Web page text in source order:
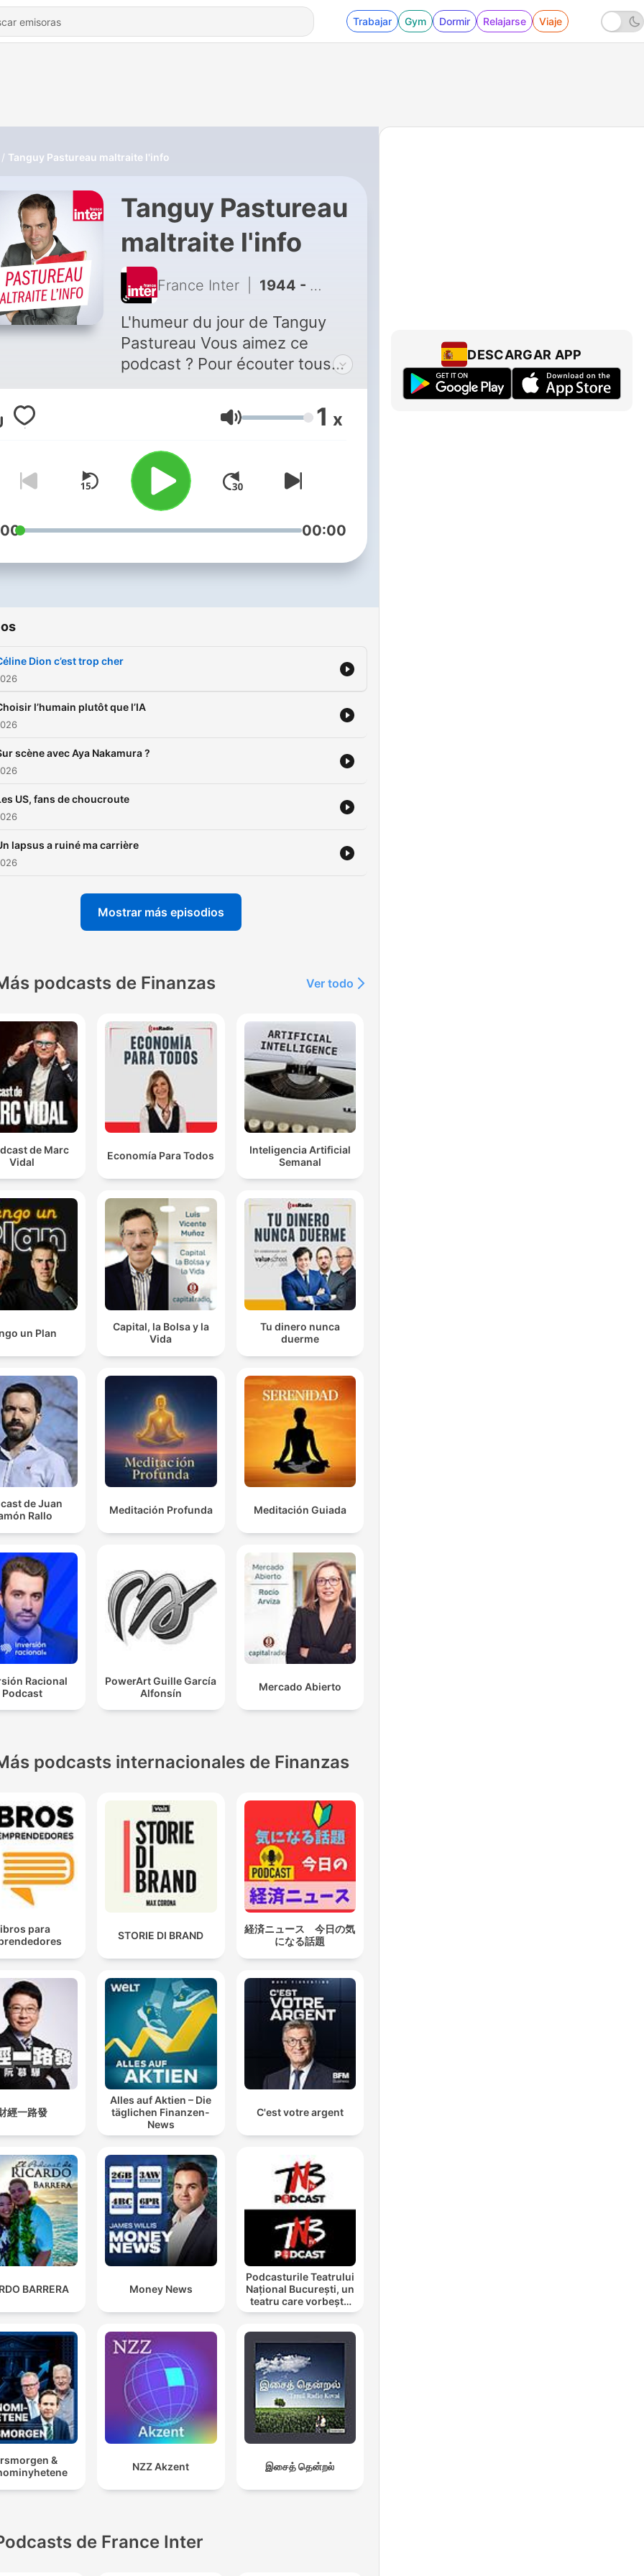
Trabajar Gym Dormir Relajarse Viaje
Tanguy Pastureau maltraite l'info
Tanguy Pastureau
maltraite l'info
France Inter 1944 - Céline Dion c’est trop cher
L'humeur du jour de Tanguy
Pastureau Vous aimez ce
podcast ? Pour écouter tous
les épisodes sans limite,
rendez-vous sur
Radio France
Volumen 1 x
00:00
Dion c’est trop cher
l’humain plutôt que l’IA
scène avec Aya Nakamura ?
US, fans de choucroute
lapsus a ruiné ma carrière
Mostrar más episodios
podcasts de Finanzas Ver todo
de Marc
Vidal
Economía Para Todos
Inteligencia Artificial
Semanal
un Plan
Capital, la Bolsa y la
Vida
Tu dinero nunca
duerme
de Juan
Rallo
Meditación Profunda Meditación Guiada
Racional
Podcast
PowerArt Guille García
Alfonsín
Mercado Abierto
podcasts internacionales de Finanzas
para
STORIE DI BRAND
経済ニュース 今日の気
になる話題
經一路發
Alles auf Aktien – Die
täglichen Finanzen-
News
C'est votre argent
BARRERA Money News
Podcasturile Teatrului
Național București, un
teatru care vorbește
cu tine
&
NZZ Akzent இசைத் தென்றல்
de France Inter
DESCARGAR APP